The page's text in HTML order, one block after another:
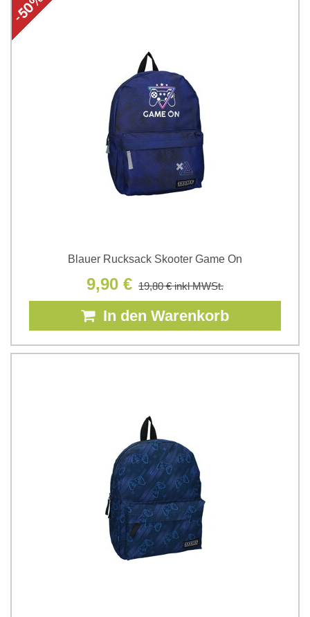
Blauer Rucksack Skooter Game On
9,90 € 19,80 €inkl MWSt.
In den Warenkorb